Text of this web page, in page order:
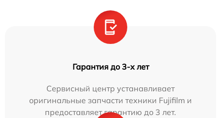
Гарантия до 3-х лет
Сервисный центр устанавливает
оригинальные запчасти техники Fujifilm и
предоставляет гарантию до 3 лет.